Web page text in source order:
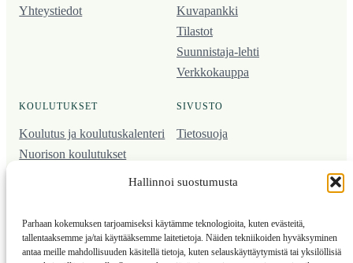
Hallinnoi suostumusta
Parhaan kokemuksen tarjoamiseksi käytämme teknologioita, kuten evästeitä,
tallentaaksemme ja/tai käyttääksemme laitetietoja. Näiden tekniikoiden hyväksyminen
antaa meille mahdollisuuden käsitellä tietoja, kuten selauskäyttäytymistä tai yksilöllisiä
Yhteystiedot
Kuvapankki
Tilastot
Suunnistaja-lehti
Verkkokauppa
KOULUTUKSET
Koulutus ja koulutus­kalenteri
Nuorison koulutukset
Ratamestari
SIVUSTO
Tietosuoja